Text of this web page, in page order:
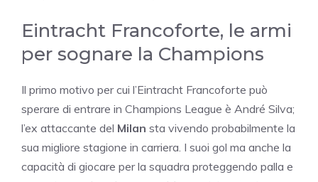
Eintracht Francoforte, le armi
per sognare la Champions
Il primo motivo per cui l’Eintracht Francoforte può
sperare di entrare in Champions League è André Silva;
l’ex attaccante del Milan sta vivendo probabilmente la
sua migliore stagione in carriera. I suoi gol ma anche la
capacità di giocare per la squadra proteggendo palla e